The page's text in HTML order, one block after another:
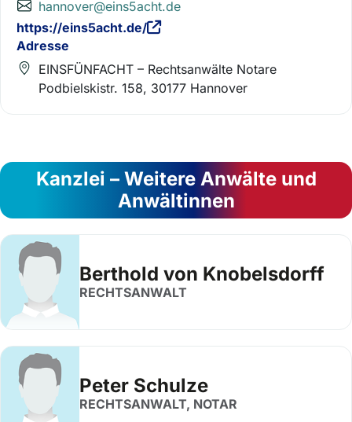
hannover@eins5acht.de
https://eins5acht.de/
Adresse
EINSFÜNFACHT – Rechtsanwälte Notare
Podbielskistr. 158, 30177 Hannover
Kanzlei – Weitere Anwälte und
Anwältinnen
Berthold von Knobelsdorff
RECHTSANWALT
Peter Schulze
RECHTSANWALT, NOTAR